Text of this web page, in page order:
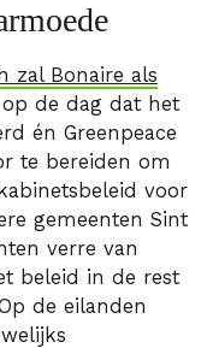
zal Bonaire als
de dag dat het
én Greenpeace
te bereiden om
voor
gemeenten Sint
verre van
beleid in de rest
de eilanden